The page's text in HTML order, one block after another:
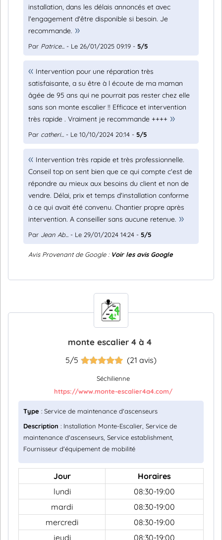
installation, dans les délais annoncés et avec
l'engagement d'être disponible si besoin. Je
recommande.
Par Patrice... - Le 26/01/2025 09:19 - 5/5
Intervention pour une réparation très
satisfaisante, a su être à l écoute de ma maman
âgée de 95 ans qui ne pourrait pas rester chez elle
sans son monte escalier !! Efficace et intervention
très rapide . Vraiment je recommande ++++
Par catheri... - Le 10/10/2024 20:14 - 5/5
Intervention très rapide et très professionnelle.
Conseil top on sent bien que ce qui compte c'est de
répondre au mieux aux besoins du client et non de
vendre. Délai, prix et temps d'installation conforme
à ce qui avait été convenu. Chantier propre après
intervention. A conseiller sans aucune retenue.
Par Jean Ab... - Le 29/01/2024 14:24 - 5/5
Avis Provenant de Google : Voir les avis Google
monte escalier 4 à 4
5/5 (21 avis)
Séchilienne
https://www.monte-escalier4a4.com/
Type : Service de maintenance d'ascenseurs
Description : Installation Monte-Escalier, Service de
maintenance d'ascenseurs, Service establishment,
Fournisseur d'équipement de mobilité
Jour
Horaires
lundi
08:30-19:00
mardi
08:30-19:00
mercredi
08:30-19:00
jeudi
08:30-19:00